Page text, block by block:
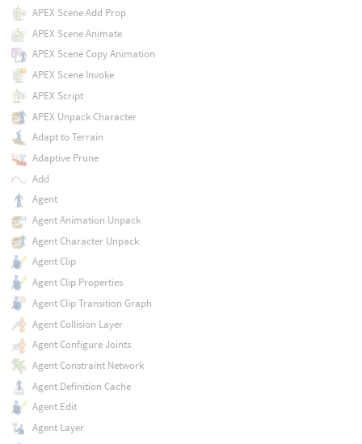
APEX Scene Add Prop
APEX Scene Animate
APEX Scene Copy Animation
APEX Scene Invoke
APEX Script
APEX Unpack Character
Adapt to Terrain
Adaptive Prune
Add
Agent
Agent Animation Unpack
Agent Character Unpack
Agent Clip
Agent Clip Properties
Agent Clip Transition Graph
Agent Collision Layer
Agent Configure Joints
Agent Constraint Network
Agent Definition Cache
Agent Edit
Agent Layer